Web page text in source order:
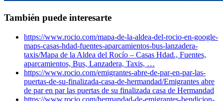
También puede interesarte
https://www.rocio.com/mapa-de-la-aldea-del-rocio-en-google-
maps-casas-hdad-fuentes-aparcamientos-bus-lanzadera-
taxis/Mapa de la Aldea del Rocío – Casas Hdad., Fuentes,
aparcamientos, Bus, Lanzadera, Taxis, …
https://www.rocio.com/emigrantes-abre-de-par-en-par-las-
puertas-de-su-finalizada-casa-de-hermandad/Emigrantes abre
de par en par las puertas de su finalizada casa de Hermandad
https://www.rocio.com/hermandad-de-emigrantes-bendicion-